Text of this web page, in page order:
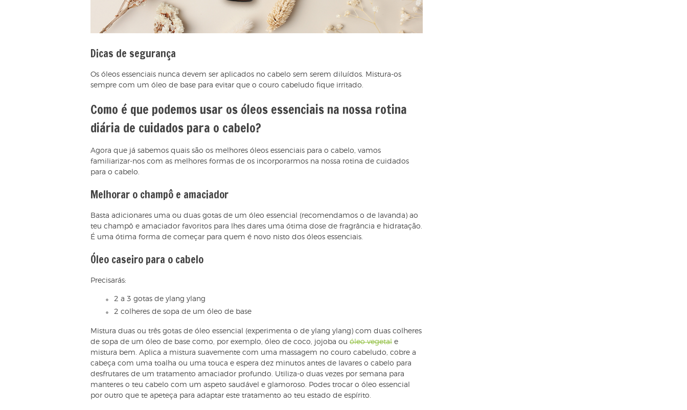
Dicas de segurança
Os óleos essenciais nunca devem ser aplicados no cabelo sem serem diluídos. Mistura-os
sempre com um óleo de base para evitar que o couro cabeludo fique irritado.
Como é que podemos usar os óleos essenciais na nossa rotina
diária de cuidados para o cabelo?
Agora que já sabemos quais são os melhores óleos essenciais para o cabelo, vamos
familiarizar-nos com as melhores formas de os incorporarmos na nossa rotina de cuidados
para o cabelo.
Melhorar o champô e amaciador
Basta adicionares uma ou duas gotas de um óleo essencial (recomendamos o de lavanda) ao
teu champô e amaciador favoritos para lhes dares uma ótima dose de fragrância e hidratação.
É uma ótima forma de começar para quem é novo nisto dos óleos essenciais.
Óleo caseiro para o cabelo
Precisarás:
2 a 3 gotas de ylang ylang
2 colheres de sopa de um óleo de base
Mistura duas ou três gotas de óleo essencial (experimenta o de ylang ylang) com duas colheres
de sopa de um óleo de base como, por exemplo, óleo de coco, jojoba ou óleo vegetal e
mistura bem. Aplica a mistura suavemente com uma massagem no couro cabeludo, cobre a
cabeça com uma toalha ou uma touca e espera dez minutos antes de lavares o cabelo para
desfrutares de um tratamento amaciador profundo. Utiliza-o duas vezes por semana para
manteres o teu cabelo com um aspeto saudável e glamoroso. Podes trocar o óleo essencial
por outro que te apeteça para adaptar este tratamento ao teu estado de espírito.